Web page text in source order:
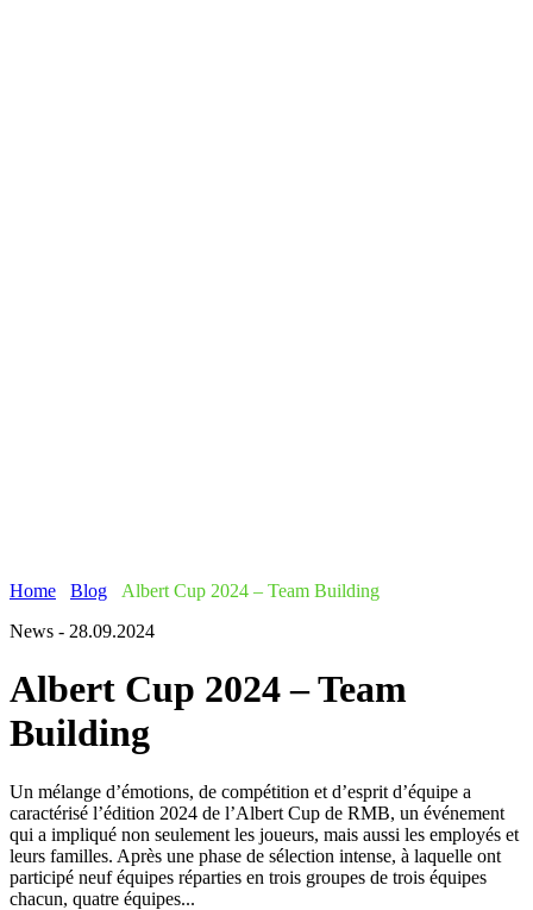
Home Blog
Albert Cup 2024 – Team Building
News - 28.09.2024
Albert Cup 2024 – Team
Building
Un mélange d’émotions, de compétition et d’esprit d’équipe a
caractérisé l’édition 2024 de l’Albert Cup de RMB, un événement
qui a impliqué non seulement les joueurs, mais aussi les employés et
leurs familles. Après une phase de sélection intense, à laquelle ont
participé neuf équipes réparties en trois groupes de trois équipes
chacun, quatre équipes...